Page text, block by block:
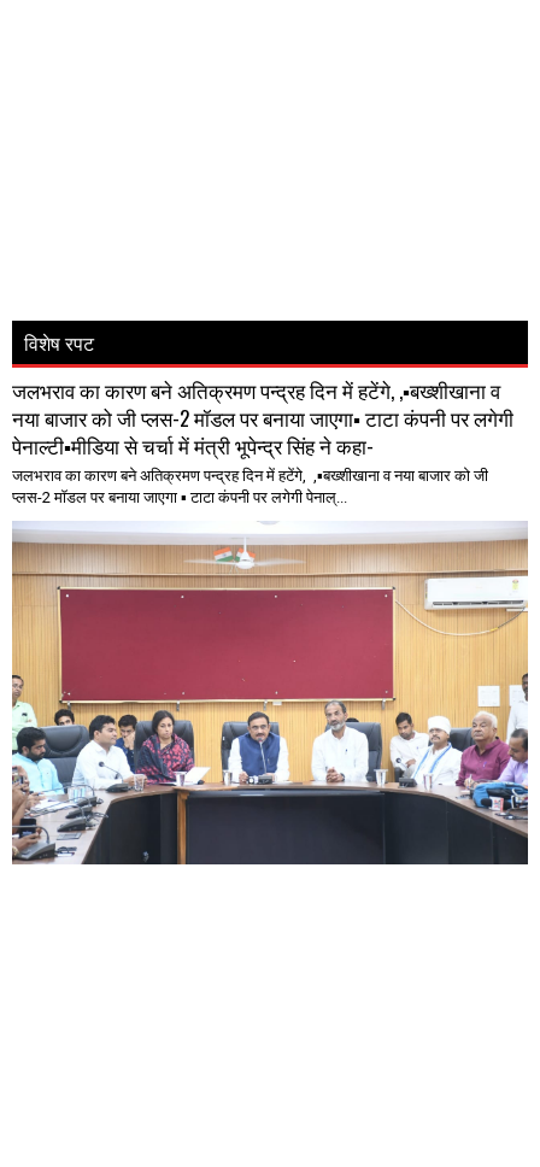
विशेष रपट
जलभराव का कारण बने अतिक्रमण पन्द्रह दिन में हटेंगे, ,▪️बख्शीखाना व
नया बाजार को जी प्लस-2 मॉडल पर बनाया जाएगा▪️ टाटा कंपनी पर लगेगी
पेनाल्टी▪️मीडिया से चर्चा में मंत्री भूपेन्द्र सिंह ने कहा-
जलभराव का कारण बने अतिक्रमण पन्द्रह दिन में हटेंगे, ,▪️बख्शीखाना व नया बाजार को जी
प्लस-2 मॉडल पर बनाया जाएगा ▪️ टाटा कंपनी पर लगेगी पेनाल्...